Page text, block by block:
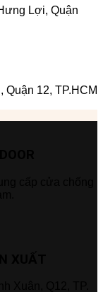
Lợi, Quận
12, TP.HCM